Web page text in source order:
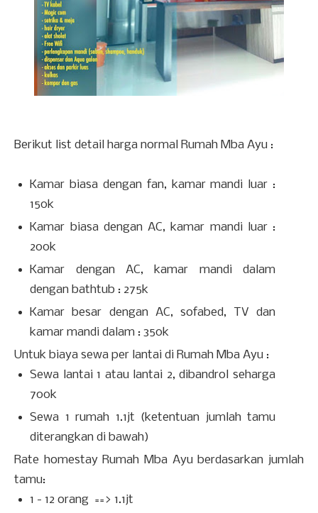
Berikut list detail harga normal Rumah Mba Ayu :
Kamar biasa dengan fan, kamar mandi luar :
150k
Kamar biasa dengan AC, kamar mandi luar :
200k
Kamar dengan AC, kamar mandi dalam
dengan bathtub : 275k
Kamar besar dengan AC, sofabed, TV dan
kamar mandi dalam : 350k
Untuk biaya sewa per lantai di Rumah Mba Ayu :
Sewa lantai 1 atau lantai 2, dibandrol seharga
700k
Sewa 1 rumah 1.1jt (ketentuan jumlah tamu
diterangkan di bawah)
Rate homestay Rumah Mba Ayu berdasarkan jumlah
tamu:
1 - 12 orang ==> 1.1jt